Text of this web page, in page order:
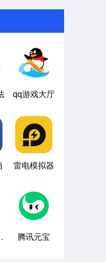
qq游戏大厅
雷电模拟器
家 腾讯元宝